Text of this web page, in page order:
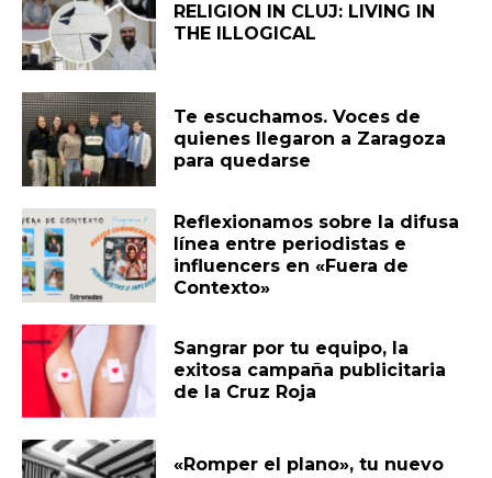
RELIGION IN CLUJ: LIVING IN
THE ILLOGICAL
Te escuchamos. Voces de
quienes llegaron a Zaragoza
para quedarse
Reflexionamos sobre la difusa
línea entre periodistas e
influencers en «Fuera de
Contexto»
Sangrar por tu equipo, la
exitosa campaña publicitaria
de la Cruz Roja
«Romper el plano», tu nuevo